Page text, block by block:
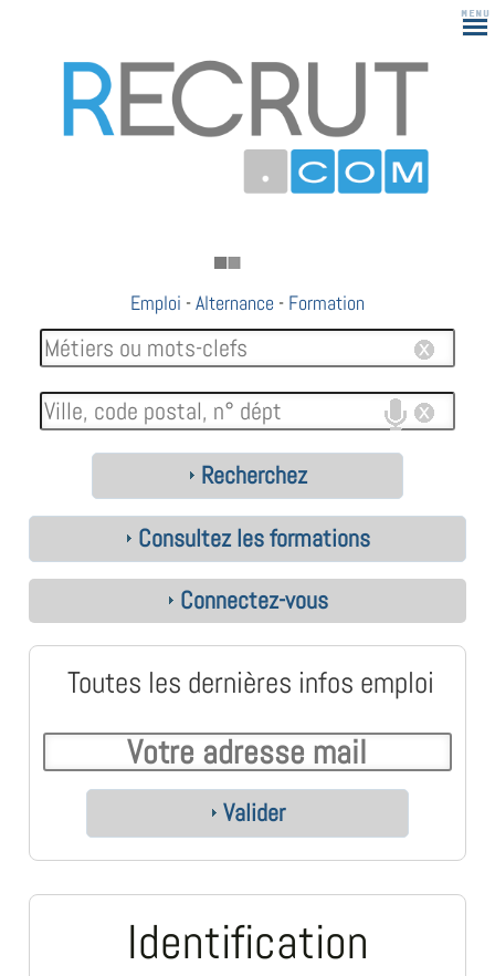
Emploi -Alternance - Formation
Recherchez
Consultez les formations
Connectez-vous
Toutes les dernières infos emploi
Valider
Identification